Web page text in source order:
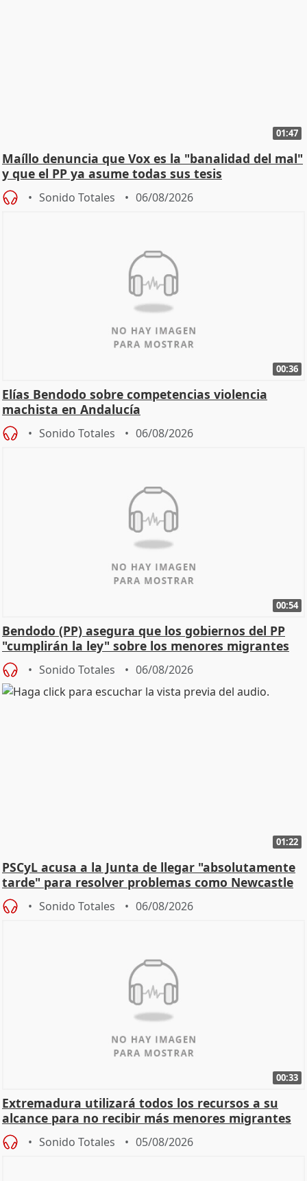
01:47
Maíllo denuncia que Vox es la "banalidad del mal"
y que el PP ya asume todas sus tesis
Sonido Totales 06/08/2026
00:36
Elías Bendodo sobre competencias violencia
machista en Andalucía
Sonido Totales 06/08/2026
00:54
Bendodo (PP) asegura que los gobiernos del PP
"cumplirán la ley" sobre los menores migrantes
Sonido Totales 06/08/2026
01:22
PSCyL acusa a la Junta de llegar "absolutamente
tarde" para resolver problemas como Newcastle
Sonido Totales 06/08/2026
00:33
Extremadura utilizará todos los recursos a su
alcance para no recibir más menores migrantes
Sonido Totales 05/08/2026